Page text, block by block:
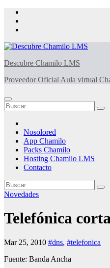
Saltar
contenido
Descubre Chamilo LMS
Proveedor Oficial Aula virtual
Nosolored
App Chamilo
Packs Chamilo
Hosting Chamilo LMS
Contacto
Novedades
Telefónica
Mar 25, 2010 #dns, #telefonica
Fuente: Banda Ancha